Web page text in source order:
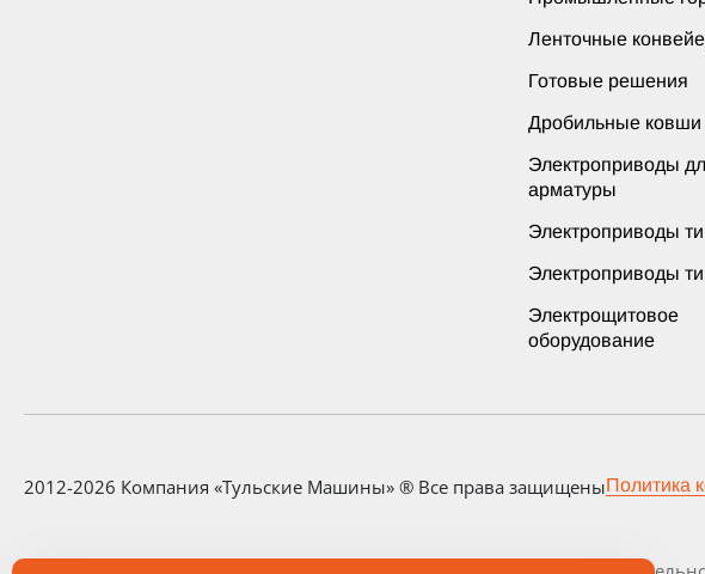
Ленточные
Готовые решения
Дробильные ковши
Электроприводы
арматуры
Электроприводы
Электроприводы
Электрощитовое
оборудование
2012-2026 Компания «Тульские Машины» ® Все права защищеныПолитика